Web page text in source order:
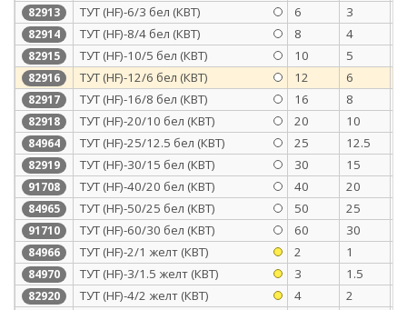
82913 ТУТ (HF)-6/3 бел (КВТ) 6 3
82914 ТУТ (HF)-8/4 бел (КВТ) 8 4
82915 ТУТ (HF)-10/5 бел (КВТ) 10 5
82916 ТУТ (HF)-12/6 бел (КВТ) 12 6
82917 ТУТ (HF)-16/8 бел (КВТ) 16 8
82918 ТУТ (HF)-20/10 бел (КВТ) 20 10
84964 ТУТ (HF)-25/12.5 бел (КВТ) 25 12.5
82919 ТУТ (HF)-30/15 бел (КВТ) 30 15
91708 ТУТ (HF)-40/20 бел (КВТ) 40 20
84965 ТУТ (HF)-50/25 бел (КВТ) 50 25
91710 ТУТ (HF)-60/30 бел (КВТ) 60 30
84966 ТУТ (HF)-2/1 желт (КВТ) 2 1
84970 ТУТ (HF)-3/1.5 желт (КВТ) 3 1.5
82920 ТУТ (HF)-4/2 желт (КВТ) 4 2